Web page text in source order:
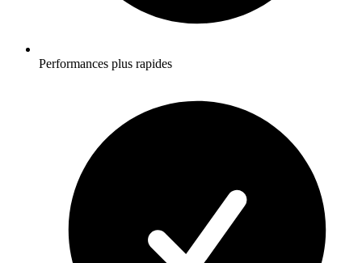
Performances plus rapides